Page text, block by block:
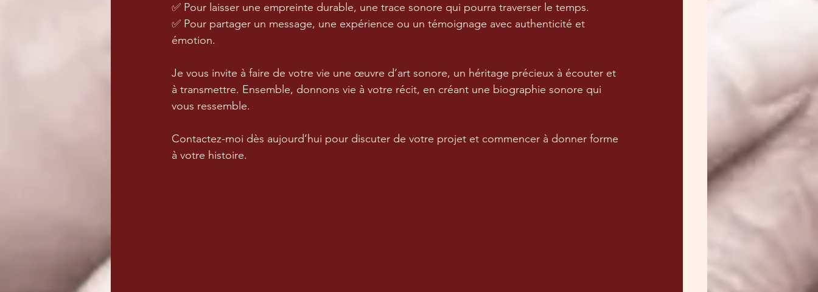
✅ Pour laisser une empreinte durable, une trace sonore qui pourra traverser le temps.
✅ Pour partager un message, une expérience ou un témoignage avec authenticité et
émotion.
Je vous invite à faire de votre vie une œuvre d’art sonore, un héritage précieux à écouter et
à transmettre. Ensemble, donnons vie à votre récit, en créant une biographie sonore qui
vous ressemble.
Contactez-moi dès aujourd’hui pour discuter de votre projet et commencer à donner forme
à votre histoire.